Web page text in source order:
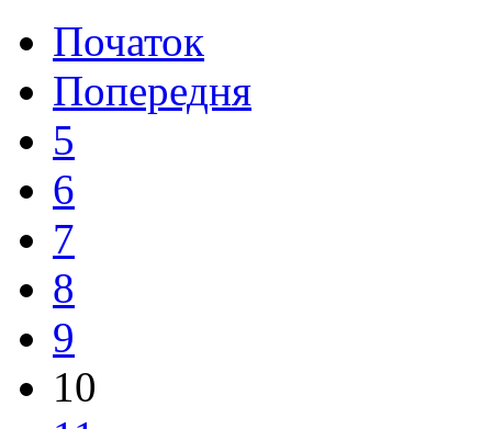
Початок
Попередня
5
6
7
8
9
10